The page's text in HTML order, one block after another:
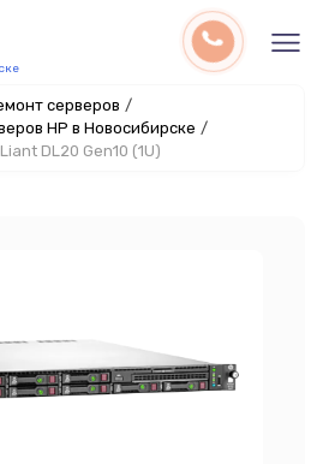
серверов /
HP в Новосибирске /
DL20 Gen10 (1U)